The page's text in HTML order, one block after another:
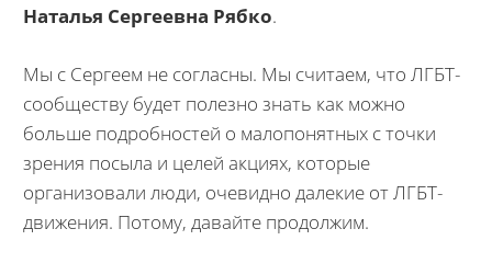
Наталья Сергеевна Рябко.
Мы с Сергеем не согласны. Мы считаем, что ЛГБТ-
сообществу будет полезно знать как можно
больше подробностей о малопонятных с точки
зрения посыла и целей акциях, которые
организовали люди, очевидно далекие от ЛГБТ-
движения. Потому, давайте продолжим.